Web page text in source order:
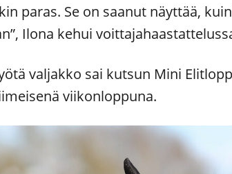
paras. Se on saanut näyttää,
Ilona kehui
valjakko sai kutsun Mini
viikonloppuna.